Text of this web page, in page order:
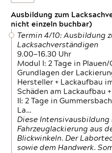
Ausbildung zum
nicht einzeln buchbar)
Termin 4/10: Ausbildung
Lacksachverständigen
9.00—16.30 Uhr
Modul I: 2 Tage in
Grundlagen der
Hersteller + Lackaufbau
Schäden am Lackaufbau
II: 2 Tage in
La…
Diese Intensivausbildung
Fahrzeuglackierung aus
Blickwinkeln. Der
sowie dem Handwerk.